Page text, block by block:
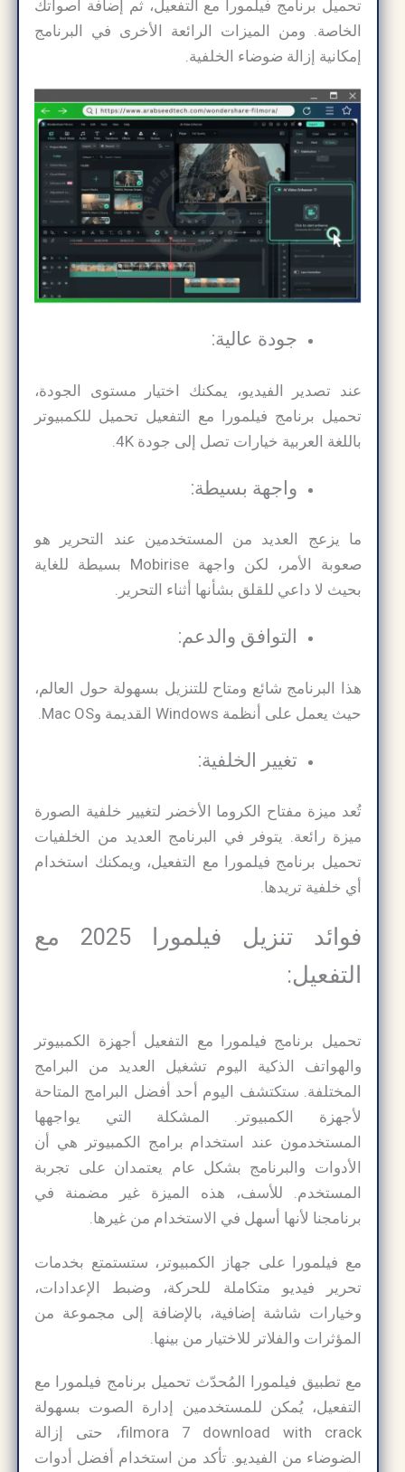
تحميل برنامج فيلمورا مع التفعيل، ثم إضافة أصواتك
الخاصة. ومن الميزات الرائعة الأخرى في البرنامج
إمكانية إزالة ضوضاء الخلفية.
جودة عالية:
عند تصدير الفيديو، يمكنك اختيار مستوى الجودة،
تحميل برنامج فيلمورا مع التفعيل تحميل للكمبيوتر
باللغة العربية خيارات تصل إلى جودة 4K.
واجهة بسيطة:
ما يزعج العديد من المستخدمين عند التحرير هو
صعوبة الأمر، لكن واجهة Mobirise بسيطة للغاية
بحيث لا داعي للقلق بشأنها أثناء التحرير.
التوافق والدعم:
هذا البرنامج شائع ومتاح للتنزيل بسهولة حول العالم،
حيث يعمل على أنظمة Windows القديمة وMac OS.
تغيير الخلفية:
تُعد ميزة مفتاح الكروما الأخضر لتغيير خلفية الصورة
ميزة رائعة. يتوفر في البرنامج العديد من الخلفيات
تحميل برنامج فيلمورا مع التفعيل، ويمكنك استخدام
أي خلفية تريدها.
فوائد تنزيل فيلمورا 2025 مع
التفعيل:
تحميل برنامج فيلمورا مع التفعيل أجهزة الكمبيوتر
والهواتف الذكية اليوم تشغيل العديد من البرامج
المختلفة. ستكتشف اليوم أحد أفضل البرامج المتاحة
لأجهزة الكمبيوتر. المشكلة التي يواجهها
المستخدمون عند استخدام برامج الكمبيوتر هي أن
الأدوات والبرنامج بشكل عام يعتمدان على تجربة
المستخدم. للأسف، هذه الميزة غير مضمنة في
برنامجنا لأنها أسهل في الاستخدام من غيرها.
مع فيلمورا على جهاز الكمبيوتر، ستستمتع بخدمات
تحرير فيديو متكاملة للحركة، وضبط الإعدادات،
وخيارات شاشة إضافية، بالإضافة إلى مجموعة من
المؤثرات والفلاتر للاختيار من بينها.
مع تطبيق فيلمورا المُحدّث تحميل برنامج فيلمورا مع
التفعيل، يُمكن للمستخدمين إدارة الصوت بسهولة
filmora 7 download with crack، حتى إزالة
الضوضاء من الفيديو. تأكد من استخدام أفضل أدوات